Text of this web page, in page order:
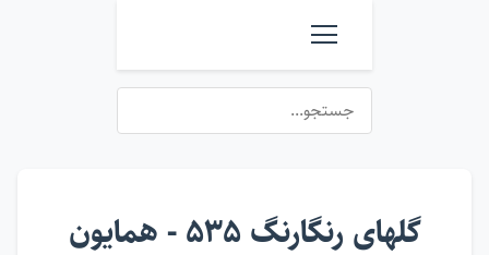
گلهای رنگارنگ ۵۳۵ - همایون